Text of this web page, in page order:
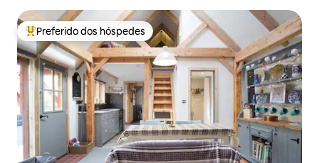
Entre os melhores preferidos dos hóspedes
Preferido dos hóspedes